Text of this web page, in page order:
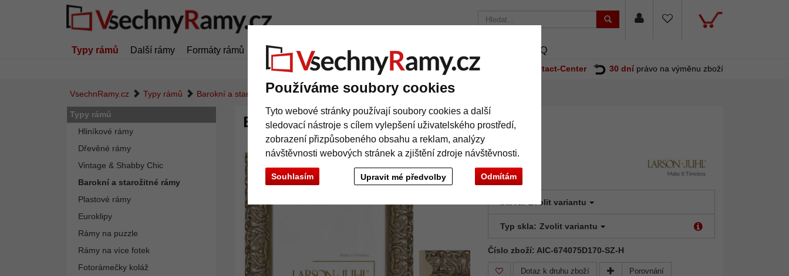
Používáme soubory cookies
Tyto webové stránky používají soubory cookies a další
sledovací nástroje s cílem vylepšení uživatelského prostředí,
zobrazení přizpůsobeného obsahu a reklam, analýzy
návštěvnosti webových stránek a zjištění zdroje návštěvnosti.
Souhlasím Odmítám
Upravit mé předvolby
Typy rámů Další rámy Formáty rámů Značky Rámy na míru Pasparty FAQ
Přepravní náklady 390 Kč +49 30 235 949 085 Contact-Center 30 dní právo na výměnu zboží
VsechnRamy.cz Typy rámů Barokní a starožitné rámy Barokní rám PRAHA střední - 7,2 na míru
Typy rámů
Hliníkové rámy
Dřevěné rámy
Vintage & Shabby Chic
Barokní a starožitné rámy
Plastové rámy
Euroklipy
Rámy na puzzle
Rámy na více fotek
Fotorámečky koláž
Barokní rám PRAHA střední - 7,2 na míru
Zpět
Zvolit variantu
Typ skla: Zvolit variantu
Číslo zboží: AIC-674075D170-SZ-H
Dotaz k druhu zboží Porovnání